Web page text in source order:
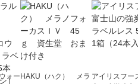
ォー HAKU（ハク） メラ アイリスフー